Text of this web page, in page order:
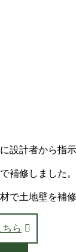
設計者から指示
補修しました。
で土地壁を補修
ら